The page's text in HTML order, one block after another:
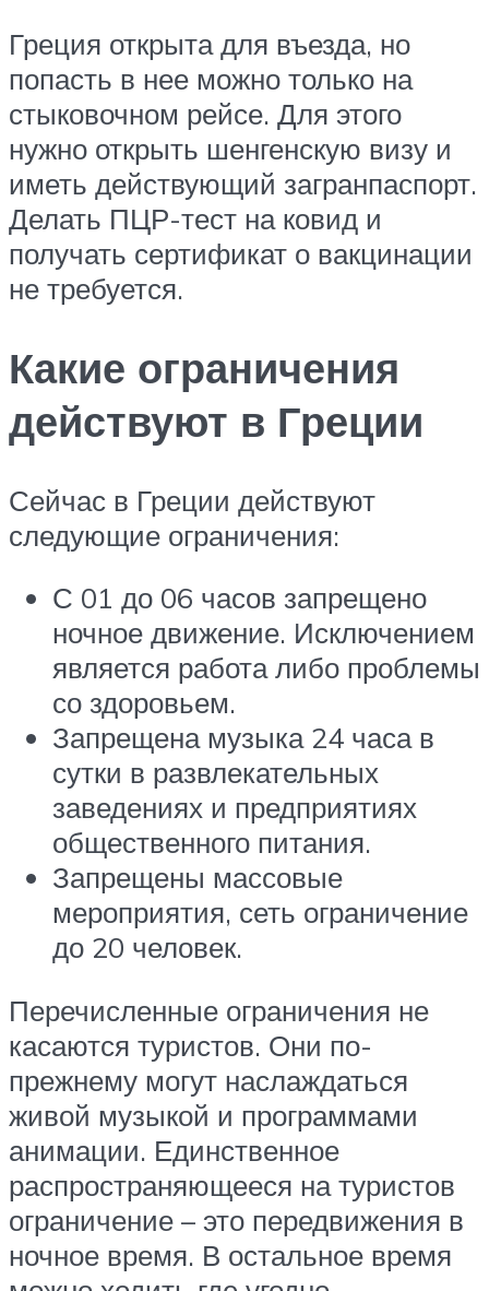
Греция открыта для въезда, но
попасть в нее можно только на
стыковочном рейсе. Для этого
нужно открыть шенгенскую визу и
иметь действующий загранпаспорт.
Делать ПЦР-тест на ковид и
получать сертификат о вакцинации
не требуется.
Какие ограничения
действуют в Греции
Сейчас в Греции действуют
следующие ограничения:
С 01 до 06 часов запрещено
ночное движение. Исключением
является работа либо проблемы
со здоровьем.
Запрещена музыка 24 часа в
сутки в развлекательных
заведениях и предприятиях
общественного питания.
Запрещены массовые
мероприятия, сеть ограничение
до 20 человек.
Перечисленные ограничения не
касаются туристов. Они по-
прежнему могут наслаждаться
живой музыкой и программами
анимации. Единственное
распространяющееся на туристов
ограничение – это передвижения в
ночное время. В остальное время